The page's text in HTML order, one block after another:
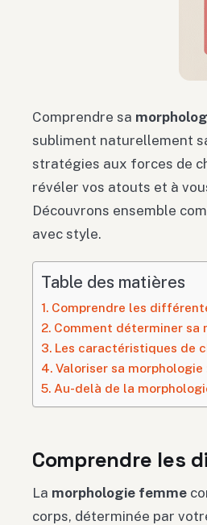
Comprendre sa
subliment naturellement
stratégies aux forces de
révéler vos atouts et à
Découvrons ensemble
avec style.
Table des matières
Comprendre les
Comment déterminer sa
Les caractéristiques de
Valoriser sa
Au-delà de la
Comprendre les
La morphologie femme
corps, déterminée par